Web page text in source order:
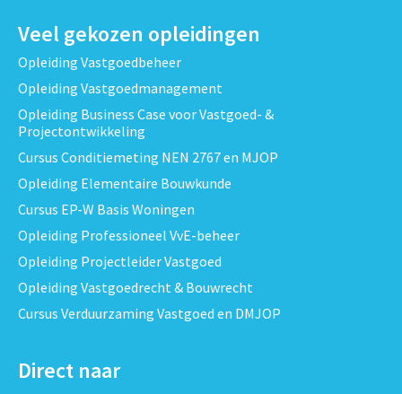
Veel gekozen opleidingen
Opleiding Vastgoedbeheer
Opleiding Vastgoedmanagement
Opleiding Business Case voor Vastgoed- &
Projectontwikkeling
Cursus Conditiemeting NEN 2767 en MJOP
Opleiding Elementaire Bouwkunde
Cursus EP-W Basis Woningen
Opleiding Professioneel VvE-beheer
Opleiding Projectleider Vastgoed
Opleiding Vastgoedrecht & Bouwrecht
Cursus Verduurzaming Vastgoed en DMJOP
Direct naar